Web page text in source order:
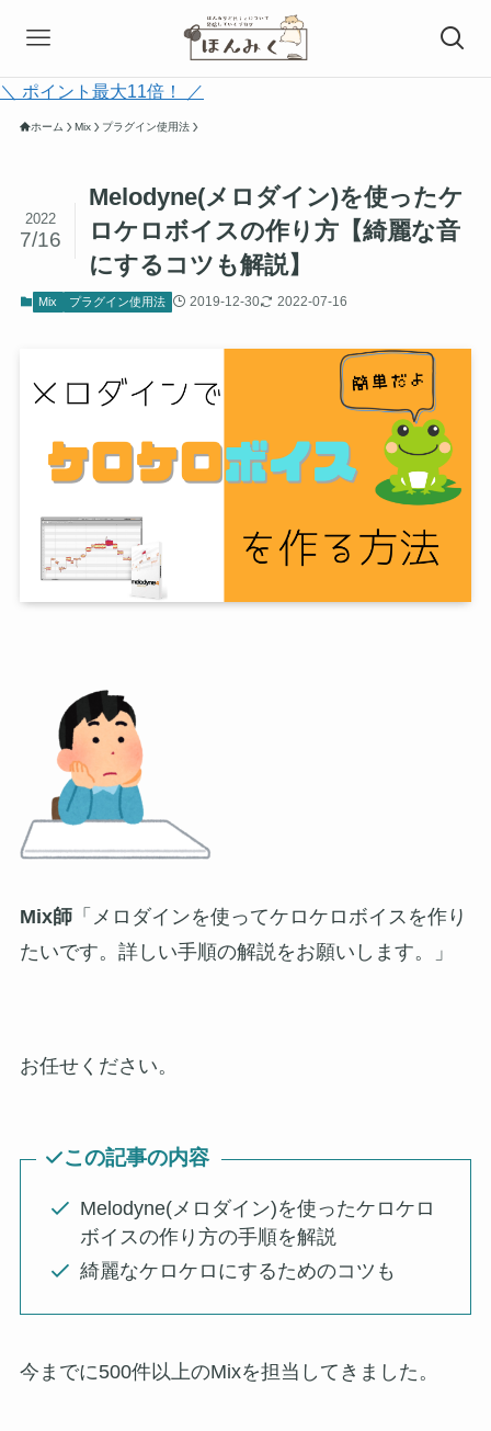
＼ ポイント最大11倍！ ／
ホーム Mix プラグイン使用法
Melodyne(メロダイン)を使ったケ
ロケロボイスの作り方【綺麗な音
にするコツも解説】
2022
7/16
Mix プラグイン使用法 2019-12-30 2022-07-16
Mix師「メロダインを使ってケロケロボイスを作り
たいです。詳しい手順の解説をお願いします。」
お任せください。
この記事の内容
Melodyne(メロダイン)を使ったケロケロ
ボイスの作り方の手順を解説
綺麗なケロケロにするためのコツも
今までに500件以上のMixを担当してきました。